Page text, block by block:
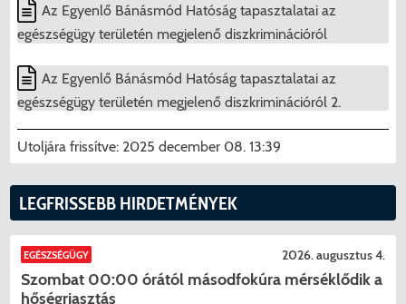
Az Egyenlő Bánásmód Hatóság tapasztalatai az
egészségügy területén megjelenő diszkriminációról
Az Egyenlő Bánásmód Hatóság tapasztalatai az
egészségügy területén megjelenő diszkriminációról 2.
Utoljára frissítve: 2025 december 08. 13:39
LEGFRISSEBB HIRDETMÉNYEK
EGÉSZSÉGÜGY 2026. augusztus 4.
Szombat 00:00 órától másodfokúra mérséklődik a
hőségriasztás